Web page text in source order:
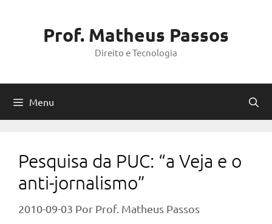
Prof. Matheus Passos
Direito e Tecnologia
Menu
Pesquisa da PUC: “a Veja e o
anti-jornalismo”
2010-09-03 Por Prof. Matheus Passos